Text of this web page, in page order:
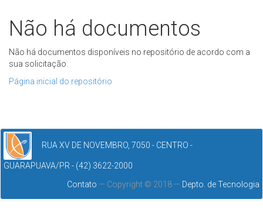
Não há documentos
Não há documentos disponíveis no repositório de acordo com a
sua solicitação.
Página inicial do repositório
RUA XV DE NOVEMBRO, 7050 - CENTRO -
GUARAPUAVA/PR - (42) 3622-2000
Contato — Copyright © 2018 — Depto. de Tecnologia